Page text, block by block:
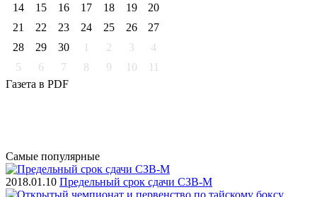
14
15 16 17 18 19
20
21
22 23 24 25 26
27
28
29 30 1 2 3
4
5
6 7 8 9 10
11
Газета в PDF
Самые популярные
2018.01.10 Предельный срок сдачи СЗВ-М